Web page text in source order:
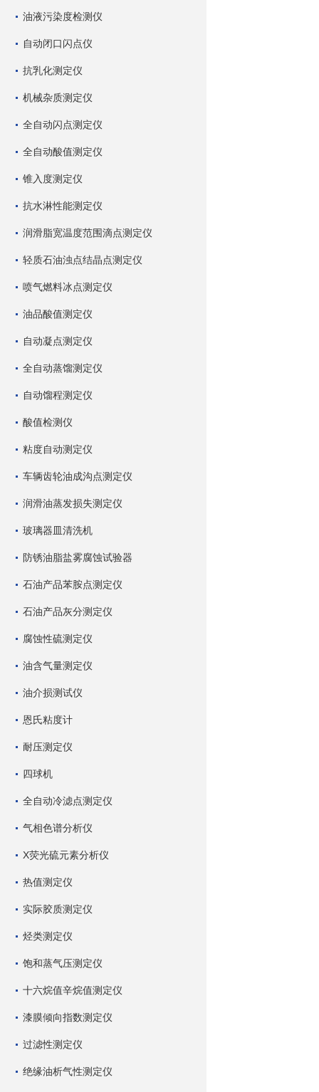
油液污染度检测仪
自动闭口闪点仪
抗乳化测定仪
机械杂质测定仪
全自动闪点测定仪
全自动酸值测定仪
锥入度测定仪
抗水淋性能测定仪
润滑脂宽温度范围滴点测定仪
轻质石油浊点结晶点测定仪
喷气燃料冰点测定仪
油品酸值测定仪
自动凝点测定仪
全自动蒸馏测定仪
自动馏程测定仪
酸值检测仪
粘度自动测定仪
车辆齿轮油成沟点测定仪
润滑油蒸发损失测定仪
玻璃器皿清洗机
防锈油脂盐雾腐蚀试验器
石油产品苯胺点测定仪
石油产品灰分测定仪
腐蚀性硫测定仪
油含气量测定仪
油介损测试仪
恩氏粘度计
耐压测定仪
四球机
全自动冷滤点测定仪
气相色谱分析仪
X荧光硫元素分析仪
热值测定仪
实际胶质测定仪
烃类测定仪
饱和蒸气压测定仪
十六烷值辛烷值测定仪
漆膜倾向指数测定仪
过滤性测定仪
绝缘油析气性测定仪